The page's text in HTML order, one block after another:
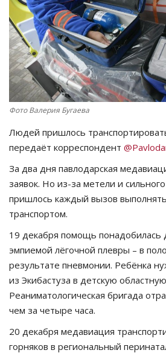
Чек-лист
РАЗВЛЕЧЕНИЯ
OFFICIAL
Язык
Қазақша Русский
Фото Валерия Бугаева
Людей пришлось
передаёт корреспондент
За два дня павлодарская
заявок. Но из-за метели и
пришлось каждый вызов
транспортом.
19 декабря помощь понадобилась
эмпиемой лёгочной плевры – в
результате пневмонии. Ребёнка
из Экибастуза в детскую
Реаниматологическая бригада
чем за четыре часа.
20 декабря медавиация
горняков в региональный